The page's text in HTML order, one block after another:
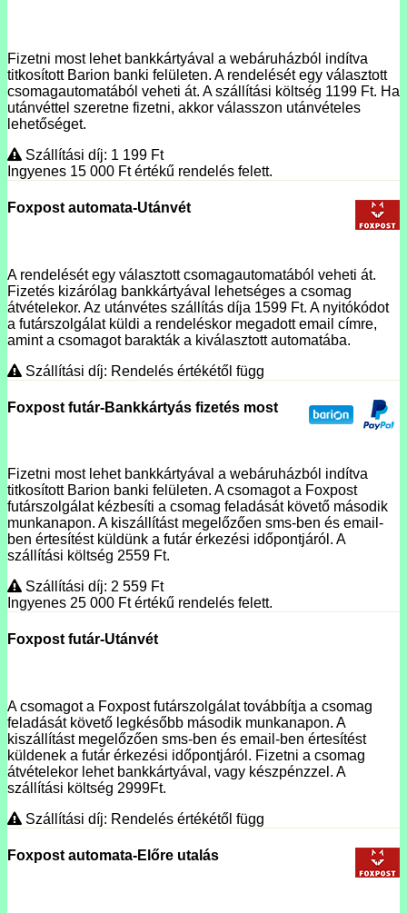
Fizetni most lehet bankkártyával a webáruházból indítva
titkosított Barion banki felületen. A rendelését egy választott
csomagautomatából veheti át. A szállítási költség 1199 Ft. Ha
utánvéttel szeretne fizetni, akkor válasszon utánvételes
lehetőséget.
Szállítási díj: 1 199 Ft
Ingyenes 15 000 Ftértékű rendelés felett.
Foxpost automata-Utánvét
A rendelését egy választott csomagautomatából veheti át.
Fizetés kizárólag bankkártyával lehetséges a csomag
átvételekor. Az utánvétes szállítás díja 1599 Ft. A nyitókódot
a futárszolgálat küldi a rendeléskor megadott email címre,
amint a csomagot barakták a kiválasztott automatába.
Szállítási díj: Rendelés értékétől függ
Foxpost futár-Bankkártyás fizetés most
Fizetni most lehet bankkártyával a webáruházból indítva
titkosított Barion banki felületen. A csomagot a Foxpost
futárszolgálat kézbesíti a csomag feladását követő második
munkanapon. A kiszállítást megelőzően sms-ben és email-
ben értesítést küldünk a futár érkezési időpontjáról. A
szállítási költség 2559 Ft.
Szállítási díj: 2 559 Ft
Ingyenes 25 000 Ftértékű rendelés felett.
Foxpost futár-Utánvét
A csomagot a Foxpost futárszolgálat továbbítja a csomag
feladását követő legkésőbb második munkanapon. A
kiszállítást megelőzően sms-ben és email-ben értesítést
küldenek a futár érkezési időpontjáról. Fizetni a csomag
átvételekor lehet bankkártyával, vagy készpénzzel. A
szállítási költség 2999Ft.
Szállítási díj: Rendelés értékétől függ
Foxpost automata-Előre utalás